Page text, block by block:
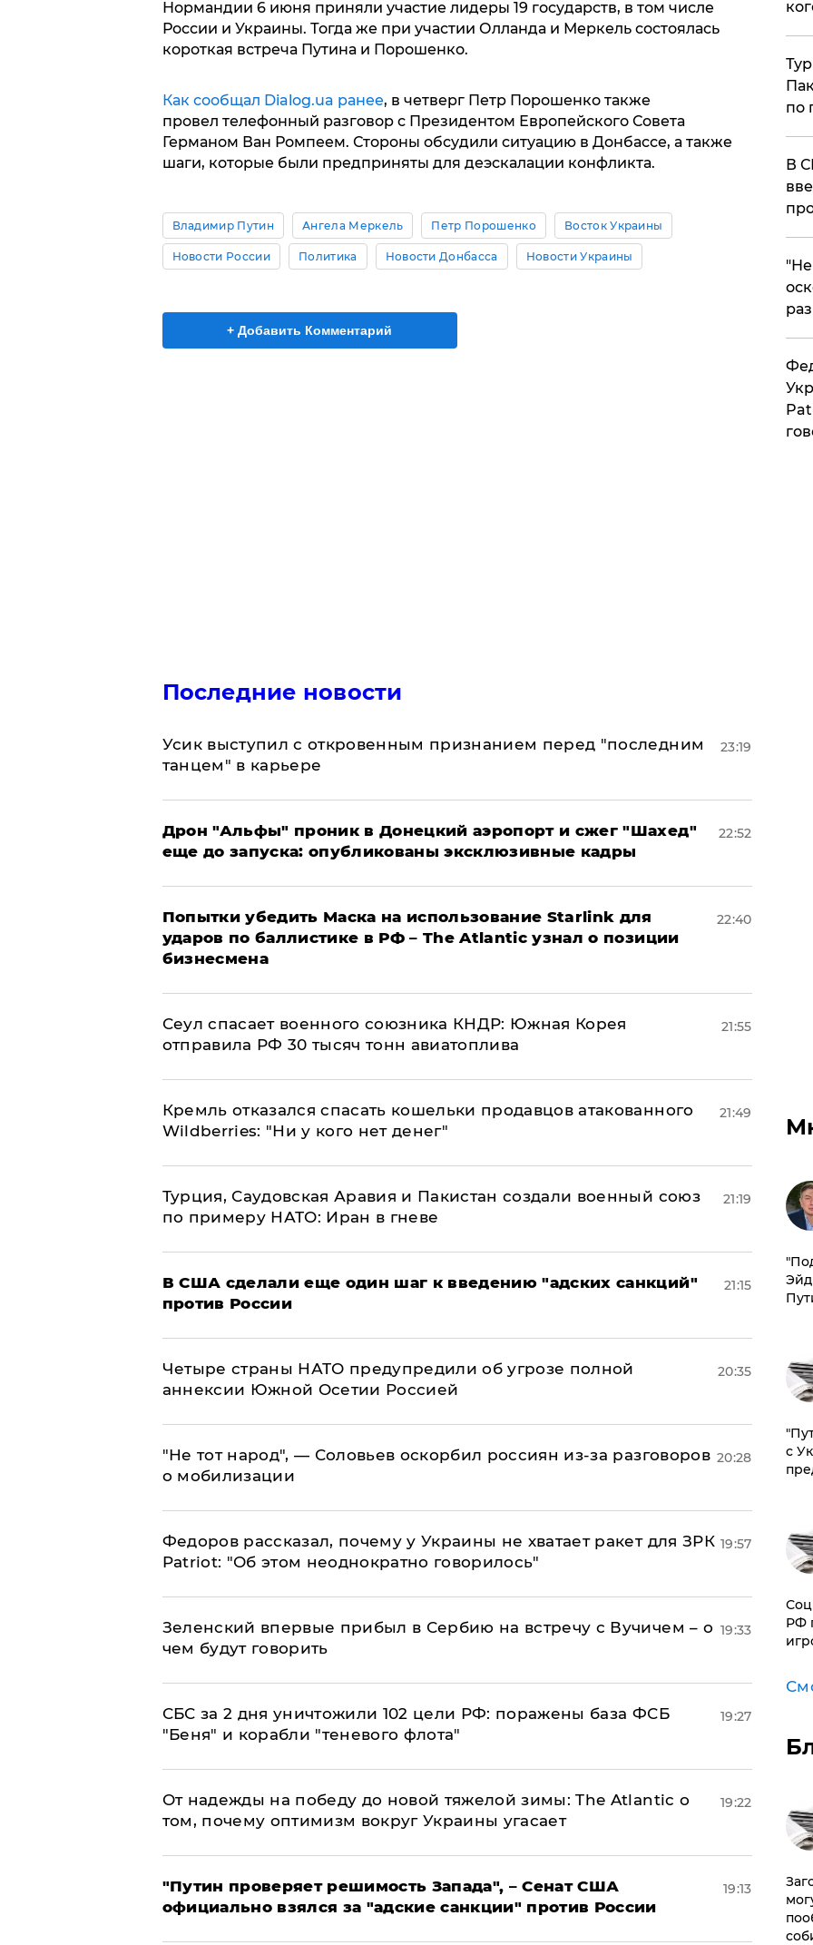
Нормандии 6 июня приняли участие лидеры 19 государств, в том числе
России и Украины. Тогда же при участии Олланда и Меркель состоялась
короткая встреча Путина и Порошенко.
Как сообщал Dialog.ua ранее, в четверг Петр Порошенко также
провел телефонный разговор с Президентом Европейского Совета
Германом Ван Ромпеем. Стороны обсудили ситуацию в Донбассе, а также
шаги, которые были предприняты для деэскалации конфликта.
Владимир Путин Ангела Меркель Петр Порошенко Восток Украины
Новости России Политика Новости Донбасса Новости Украины
+ Добавить Комментарий
Последние новости
Усик выступил с откровенным признанием перед "последним
танцем" в карьере
23:19
Дрон "Альфы" проник в Донецкий аэропорт и сжег "Шахед"
еще до запуска: опубликованы эксклюзивные кадры
22:52
Попытки убедить Маска на использование Starlink для
ударов по баллистике в РФ – The Atlantic узнал о позиции
бизнесмена
22:40
​Сеул спасает военного союзника КНДР: Южная Корея
отправила РФ 30 тысяч тонн авиатоплива
21:55
Кремль отказался спасать кошельки продавцов атакованного
Wildberries: "Ни у кого нет денег"
21:49
Турция, Саудовская Аравия и Пакистан создали военный союз
по примеру НАТО: Иран в гневе
21:19
В США сделали еще один шаг к введению "адских санкций"
против России
21:15
Четыре страны НАТО предупредили об угрозе полной
аннексии Южной Осетии Россией
20:35
​"Не тот народ", — Соловьев оскорбил россиян из-за разговоров
о мобилизации
20:28
Федоров рассказал, почему у Украины не хватает ракет для ЗРК
Patriot: "Об этом неоднократно говорилось"
19:57
Зеленский впервые прибыл в Сербию на встречу с Вучичем – о
чем будут говорить
19:33
СБС за 2 дня уничтожили 102 цели РФ: поражены база ФСБ
"Беня" и корабли "теневого флота"
19:27
От надежды на победу до новой тяжелой зимы: The Atlantic о
том, почему оптимизм вокруг Украины угасает
19:22
"Путин проверяет решимость Запада", – Сенат США
официально взялся за "адские санкции" против России
19:13
по
В
с
РФ